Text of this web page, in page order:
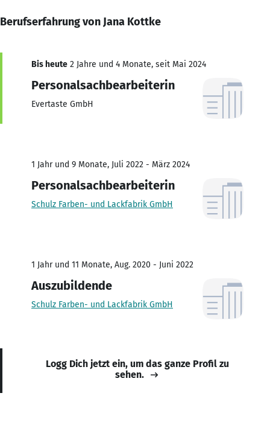
Berufserfahrung von Jana Kottke
Bis heute 2 Jahre und 4 Monate, seit Mai 2024
Personalsachbearbeiterin
Evertaste GmbH
1 Jahr und 9 Monate, Juli 2022 - März 2024
Personalsachbearbeiterin
Schulz Farben- und Lackfabrik GmbH
1 Jahr und 11 Monate, Aug. 2020 - Juni 2022
Auszubildende
Schulz Farben- und Lackfabrik GmbH
Logg Dich jetzt ein, um das ganze Profil zu
sehen.